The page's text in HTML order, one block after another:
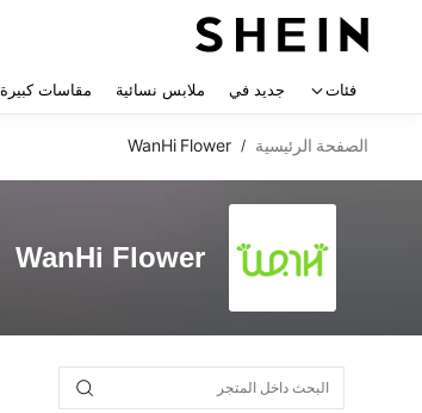
فئات جديد في ملابس نسائية مقاسات كبيرة
الصفحة الرئيسية /
WanHi Flower
WanHi Flower